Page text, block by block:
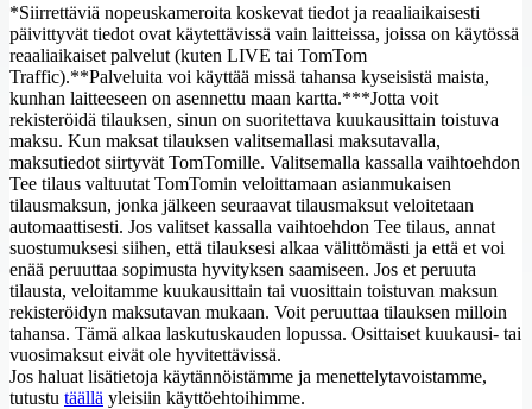
*Siirrettäviä nopeuskameroita koskevat tiedot ja reaaliaikaisesti
päivittyvät tiedot ovat käytettävissä vain laitteissa, joissa on käytössä
reaaliaikaiset palvelut (kuten LIVE tai TomTom
Traffic).**Palveluita voi käyttää missä tahansa kyseisistä maista,
kunhan laitteeseen on asennettu maan kartta.***Jotta voit
rekisteröidä tilauksen, sinun on suoritettava kuukausittain toistuva
maksu. Kun maksat tilauksen valitsemallasi maksutavalla,
maksutiedot siirtyvät TomTomille. Valitsemalla kassalla vaihtoehdon
Tee tilaus valtuutat TomTomin veloittamaan asianmukaisen
tilausmaksun, jonka jälkeen seuraavat tilausmaksut veloitetaan
automaattisesti. Jos valitset kassalla vaihtoehdon Tee tilaus, annat
suostumuksesi siihen, että tilauksesi alkaa välittömästi ja että et voi
enää peruuttaa sopimusta hyvityksen saamiseen. Jos et peruuta
tilausta, veloitamme kuukausittain tai vuosittain toistuvan maksun
rekisteröidyn maksutavan mukaan. Voit peruuttaa tilauksen milloin
tahansa. Tämä alkaa laskutuskauden lopussa. Osittaiset kuukausi- tai
vuosimaksut eivät ole hyvitettävissä.
Jos haluat lisätietoja käytännöistämme ja menettelytavoistamme,
tutustu täällä yleisiin käyttöehtoihimme.